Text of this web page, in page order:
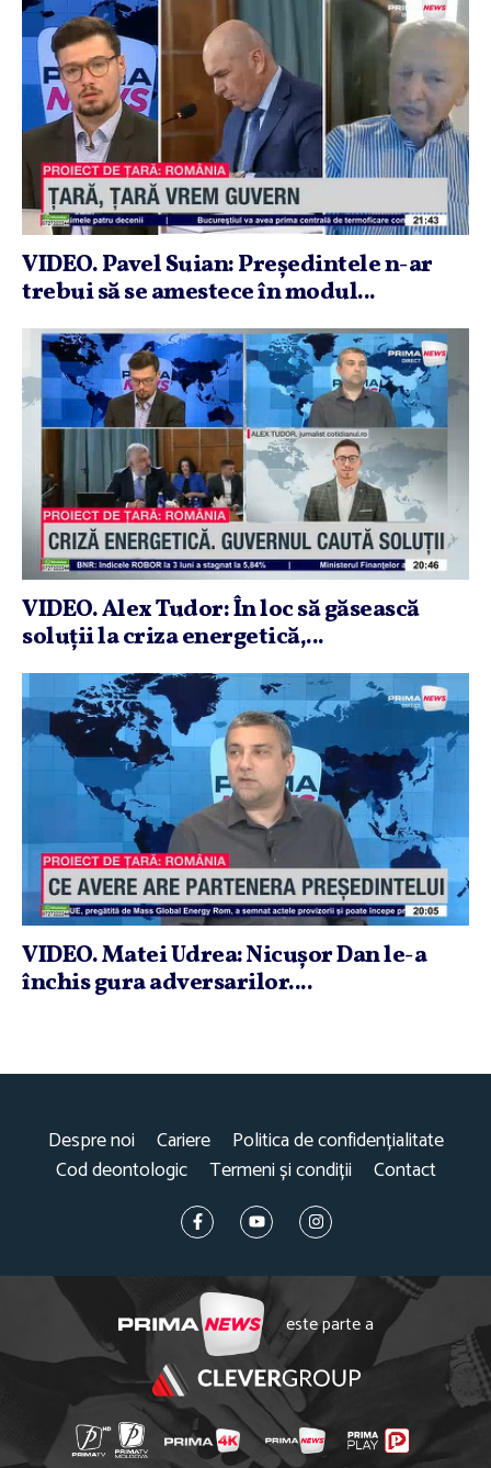
VIDEO. Pavel Suian: Preşedintele n-ar
trebui să se amestece în modul...
VIDEO. Alex Tudor: În loc să găsească
soluţii la criza energetică,...
VIDEO. Matei Udrea: Nicuşor Dan le-a
închis gura adversarilor....
Despre noi Cariere
Politica de confidențialitate
Cod deontologic
Termeni și condiții Contact
este parte a